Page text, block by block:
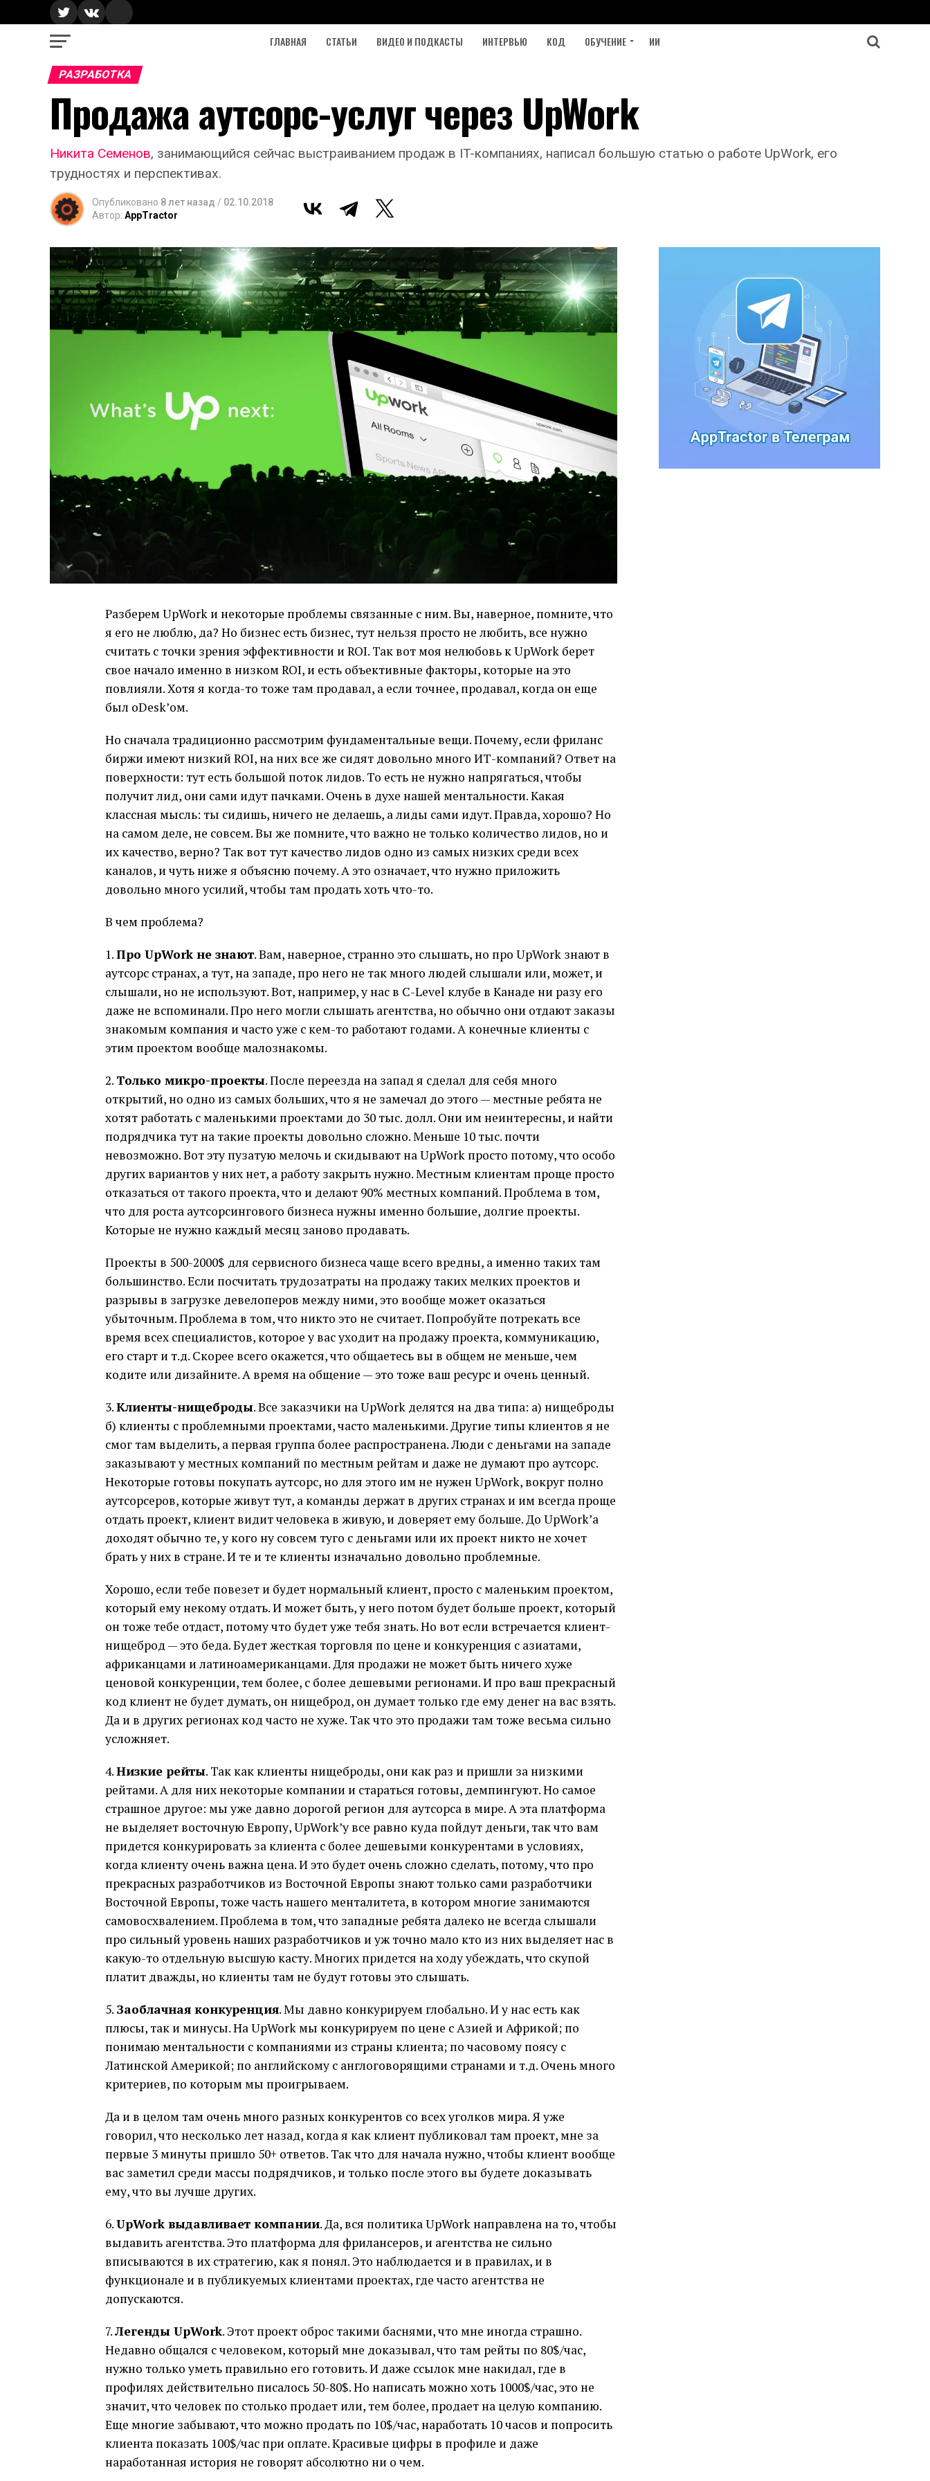
ГЛАВНАЯ СТАТЬИ ВИДЕО И ПОДКАСТЫ ИНТЕРВЬЮ КОД ОБУЧЕНИЕ ИИ
РАЗРАБОТКА
Продажа аутсорс-услуг через UpWork
Никита Семенов, занимающийся сейчас выстраиванием продаж в IT-компаниях, написал большую статью о работе UpWork, его
трудностях и перспективах.
Опубликовано 8 лет назад / 02.10.2018
Автор: AppTractor
Разберем UpWork и некоторые проблемы связанные с ним. Вы, наверное, помните, что
я его не люблю, да? Но бизнес есть бизнес, тут нельзя просто не любить, все нужно
считать с точки зрения эффективности и ROI. Так вот моя нелюбовь к UpWork берет
свое начало именно в низком ROI, и есть объективные факторы, которые на это
повлияли. Хотя я когда-то тоже там продавал, а если точнее, продавал, когда он еще
был oDesk’ом.
Но сначала традиционно рассмотрим фундаментальные вещи. Почему, если фриланс
биржи имеют низкий ROI, на них все же сидят довольно много ИТ-компаний? Ответ на
поверхности: тут есть большой поток лидов. То есть не нужно напрягаться, чтобы
получит лид, они сами идут пачками. Очень в духе нашей ментальности. Какая
классная мысль: ты сидишь, ничего не делаешь, а лиды сами идут. Правда, хорошо? Но
на самом деле, не совсем. Вы же помните, что важно не только количество лидов, но и
их качество, верно? Так вот тут качество лидов одно из самых низких среди всех
каналов, и чуть ниже я объясню почему. А это означает, что нужно приложить
довольно много усилий, чтобы там продать хоть что-то.
В чем проблема?
1.Про UpWork не знают. Вам, наверное, странно это слышать, но про UpWork знают в
аутсорс странах, а тут, на западе, про него не так много людей слышали или, может, и
слышали, но не используют. Вот, например, у нас в C-Level клубе в Канаде ни разу его
даже не вспоминали. Про него могли слышать агентства, но обычно они отдают заказы
знакомым компания и часто уже с кем-то работают годами. А конечные клиенты с
этим проектом вообще малознакомы.
2. Только микро-проекты. После переезда на запад я сделал для себя много
открытий, но одно из самых больших, что я не замечал до этого — местные ребята не
хотят работать с маленькими проектами до 30 тыс. долл. Они им неинтересны, и найти
подрядчика тут на такие проекты довольно сложно. Меньше 10 тыс. почти
невозможно. Вот эту пузатую мелочь и скидывают на UpWork просто потому, что особо
других вариантов у них нет, а работу закрыть нужно. Местным клиентам проще просто
отказаться от такого проекта, что и делают 90% местных компаний. Проблема в том,
что для роста аутсорсингового бизнеса нужны именно большие, долгие проекты.
Которые не нужно каждый месяц заново продавать.
Проекты в 500-2000$ для сервисного бизнеса чаще всего вредны, а именно таких там
большинство. Если посчитать трудозатраты на продажу таких мелких проектов и
разрывы в загрузке девелоперов между ними, это вообще может оказаться
убыточным. Проблема в том, что никто это не считает. Попробуйте потрекать все
время всех специалистов, которое у вас уходит на продажу проекта, коммуникацию,
его старт и т.д. Скорее всего окажется, что общаетесь вы в общем не меньше, чем
кодите или дизайните. А время на общение — это тоже ваш ресурс и очень ценный.
3.Клиенты-нищеброды. Все заказчики на UpWork делятся на два типа: а) нищеброды
б) клиенты с проблемными проектами, часто маленькими. Другие типы клиентов я не
смог там выделить, а первая группа более распространена. Люди с деньгами на западе
заказывают у местных компаний по местным рейтам и даже не думают про аутсорс.
Некоторые готовы покупать аутсорс, но для этого им не нужен UpWork, вокруг полно
аутсорсеров, которые живут тут, а команды держат в других странах и им всегда проще
отдать проект, клиент видит человека в живую, и доверяет ему больше. До UpWork’а
доходят обычно те, у кого ну совсем туго с деньгами или их проект никто не хочет
брать у них в стране. И те и те клиенты изначально довольно проблемные.
Хорошо, если тебе повезет и будет нормальный клиент, просто с маленьким проектом,
который ему некому отдать. И может быть, у него потом будет больше проект, который
он тоже тебе отдаст, потому что будет уже тебя знать. Но вот если встречается клиент-
нищеброд — это беда. Будет жесткая торговля по цене и конкуренция с азиатами,
африканцами и латиноамериканцами. Для продажи не может быть ничего хуже
ценовой конкуренции, тем более, с более дешевыми регионами. И про ваш прекрасный
код клиент не будет думать, он нищеброд, он думает только где ему денег на вас взять.
Да и в других регионах код часто не хуже. Так что это продажи там тоже весьма сильно
усложняет.
4.Низкие рейты. Так как клиенты нищеброды, они как раз и пришли за низкими
рейтами. А для них некоторые компании и стараться готовы, демпингуют. Но самое
страшное другое: мы уже давно дорогой регион для аутсорса в мире. А эта платформа
не выделяет восточную Европу, UpWork’у все равно куда пойдут деньги, так что вам
придется конкурировать за клиента с более дешевыми конкурентами в условиях,
когда клиенту очень важна цена. И это будет очень сложно сделать, потому, что про
прекрасных разработчиков из Восточной Европы знают только сами разработчики
Восточной Европы, тоже часть нашего менталитета, в котором многие занимаются
самовосхвалением. Проблема в том, что западные ребята далеко не всегда слышали
про сильный уровень наших разработчиков и уж точно мало кто из них выделяет нас в
какую-то отдельную высшую касту. Многих придется на ходу убеждать, что скупой
платит дважды, но клиенты там не будут готовы это слышать.
5. Заоблачная конкуренция. Мы давно конкурируем глобально. И у нас есть как
плюсы, так и минусы. На UpWork мы конкурируем по цене с Азией и Африкой; по
понимаю ментальности с компаниями из страны клиента; по часовому поясу с
Латинской Америкой; по английскому с англоговорящими странами и т.д. Очень много
критериев, по которым мы проигрываем.
Да и в целом там очень много разных конкурентов со всех уголков мира. Я уже
говорил, что несколько лет назад, когда я как клиент публиковал там проект, мне за
первые 3 минуты пришло 50+ ответов. Так что для начала нужно, чтобы клиент вообще
вас заметил среди массы подрядчиков, и только после этого вы будете доказывать
ему, что вы лучше других.
6.UpWork выдавливает компании. Да, вся политика UpWork направлена на то, чтобы
выдавить агентства. Это платформа для фрилансеров, и агентства не сильно
вписываются в их стратегию, как я понял. Это наблюдается и в правилах, и в
функционале и в публикуемых клиентами проектах, где часто агентства не
допускаются.
7.Легенды UpWork. Этот проект оброс такими баснями, что мне иногда страшно.
Недавно общался с человеком, который мне доказывал, что там рейты по 80$/час,
нужно только уметь правильно его готовить. И даже ссылок мне накидал, где в
профилях действительно писалось 50-80$. Но написать можно хоть 1000$/час, это не
значит, что человек по столько продает или, тем более, продает на целую компанию.
Еще многие забывают, что можно продать по 10$/час, наработать 10 часов и попросить
клиента показать 100$/час при оплате. Красивые цифры в профиле и даже
наработанная история не говорят абсолютно ни о чем.